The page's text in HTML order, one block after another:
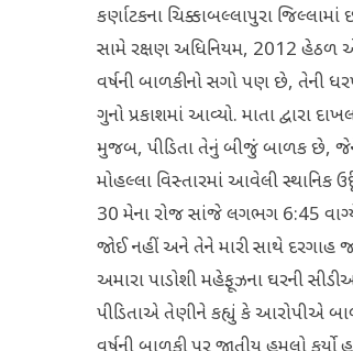
કર્ણાટકના ચિક્કાબલ્લાપુરા
સામે રક્ષણ અધિનિયમ, 2012 હેઠળ
વર્ષની બાળકીનો સગો પણ છે, તેની
ગુનો પ્રકાશમાં આવ્યો. માતા દ્વારા
મુજબ, પીડિતા તેનું બીજું બાળક છે, જેને
મોહલ્લા વિસ્તારમાં આવેલી સ્થાનિક
30 મેના રોજ સાંજે લગભગ 6:45
જોઈ નહીં અને તેને મારી સાથે દરગાહ
અમારા પાડોશી મહેફૂઝના ઘરની
પીડિતાએ તેણીને કહ્યું કે આરોપીએ